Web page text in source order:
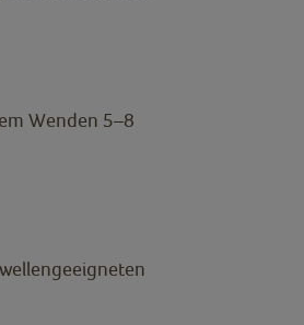
Wenden 5–8